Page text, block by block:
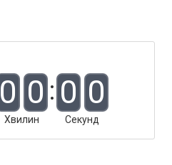
0 0
Хвилин
0 0
Секунд